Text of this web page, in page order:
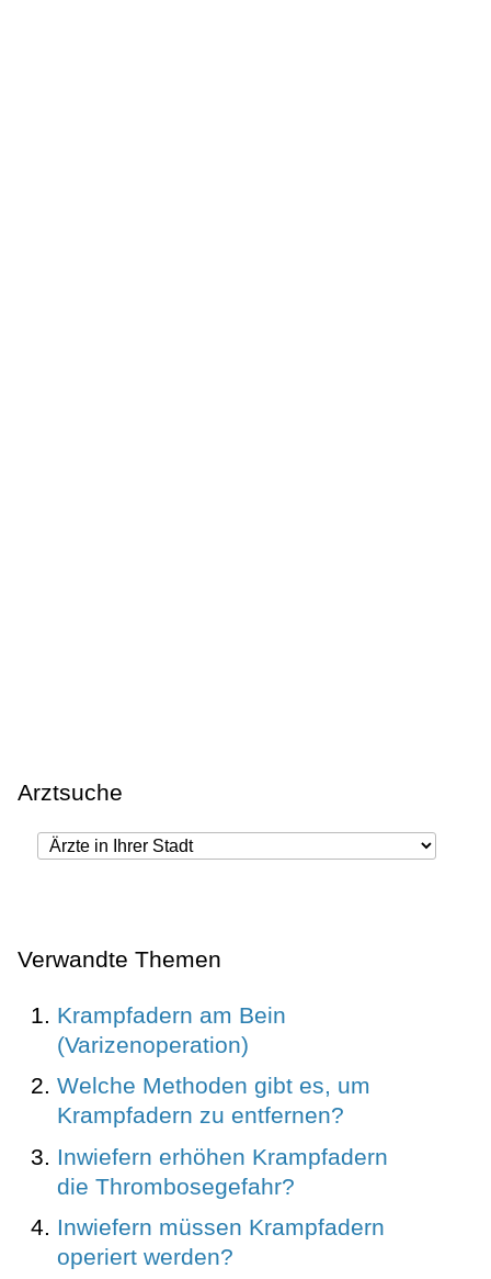
Arztsuche
Verwandte Themen
Krampfadern am Bein
(Varizenoperation)
Welche Methoden gibt es, um
Krampfadern zu entfernen?
Inwiefern erhöhen Krampfadern
die Thrombosegefahr?
Inwiefern müssen Krampfadern
operiert werden?